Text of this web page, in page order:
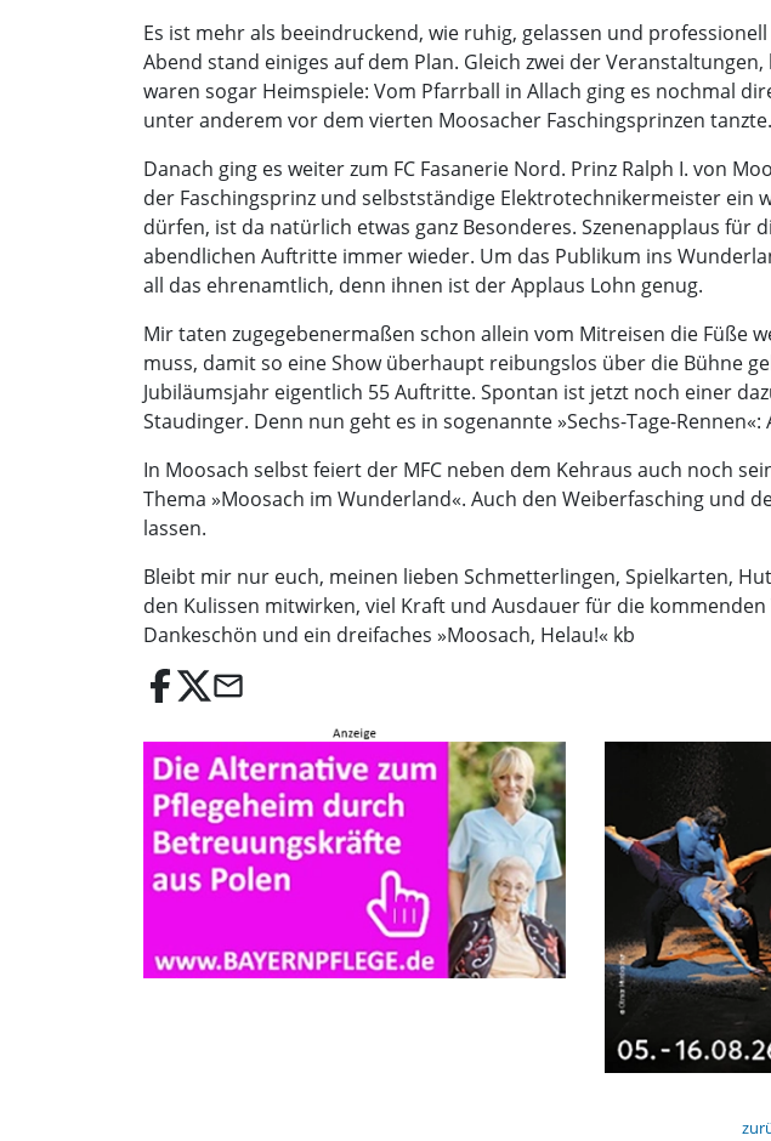
Es ist mehr als beeindruckend, wie ruhig, gelassen und
Abend stand einiges auf dem Plan. Gleich zwei der
waren sogar Heimspiele: Vom Pfarrball in Allach ging es nochmal
unter anderem vor dem vierten Moosacher Faschingsprinzen tanzte.
Danach ging es weiter zum FC Fasanerie Nord. Prinz Ralph I. von
der Faschingsprinz und selbstständige Elektrotechnikermeister ein
dürfen, ist da natürlich etwas ganz Besonderes. Szenenapplaus für
abendlichen Auftritte immer wieder. Um das Publikum ins
all das ehrenamtlich, denn ihnen ist der Applaus Lohn genug.
Mir taten zugegebenermaßen schon allein vom Mitreisen die Füße
muss, damit so eine Show überhaupt reibungslos über die Bühne
Jubiläumsjahr eigentlich 55 Auftritte. Spontan ist jetzt noch einer
Staudinger. Denn nun geht es in sogenannte »Sechs-Tage-
In Moosach selbst feiert der MFC neben dem Kehraus auch noch
Thema »Moosach im Wunderland«. Auch den Weiberfasching und
lassen.
Bleibt mir nur euch, meinen lieben Schmetterlingen, Spielkarten,
den Kulissen mitwirken, viel Kraft und Ausdauer für die
Dankeschön und ein dreifaches »Moosach, Helau!« kb
email